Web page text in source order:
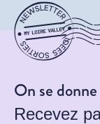
On se
Recevez